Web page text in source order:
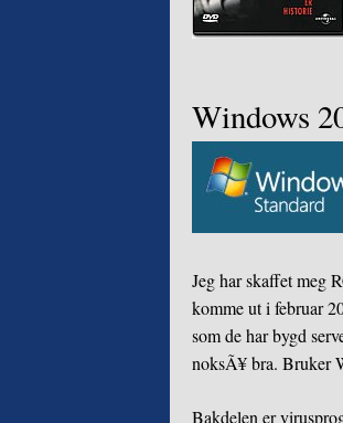
Windows
Jeg har skaffet meg
komme ut i februar
som de har bygd
noksÃ¥ bra. Bruker
Bakdelen er